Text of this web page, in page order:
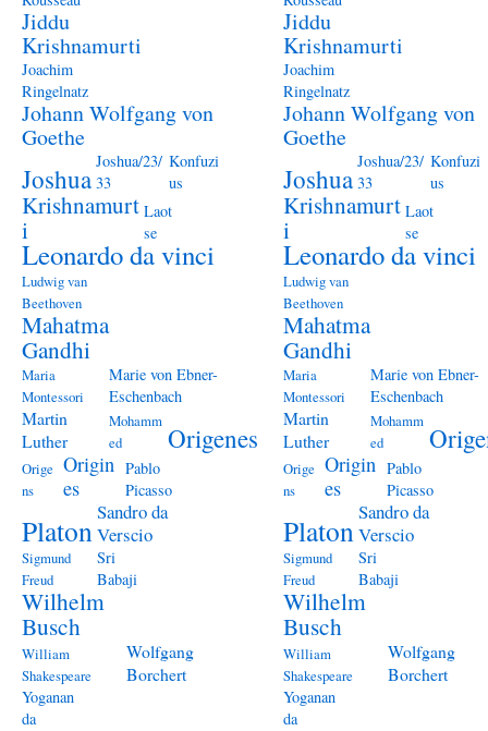
Jiddu
Krishnamurti
Joachim
Ringelnatz
Johann Wolfgang von
Goethe
Joshua
Joshua/23/
33
Konfuzi
us
Krishnamurt
i
Laot
se
Leonardo da vinci
Ludwig van
Beethoven
Mahatma
Gandhi
Maria
Montessori
Marie von Ebner-
Eschenbach
Martin
Luther
Mohamm
ed
Origenes
Orige
ns
Origin
es
Pablo
Picasso
Platon
Sandro da
Verscio
Sigmund
Freud
Sri
Babaji
Wilhelm
Busch
William
Shakespeare
Wolfgang
Borchert
Yoganan
da
Jiddu
Krishnamurti
Joachim
Ringelnatz
Johann Wolfgang von
Goethe
Joshua
Joshua/23/
33
Konfuzi
us
Krishnamurt
i
Laot
se
Leonardo da vinci
Ludwig van
Beethoven
Mahatma
Gandhi
Maria
Montessori
Marie von Ebner-
Eschenbach
Martin
Luther
Mohamm
ed
Orige
ns
Origin
es
Pablo
Picasso
Platon
Sandro da
Verscio
Sigmund
Freud
Sri
Babaji
Wilhelm
Busch
William
Shakespeare
Wolfgang
Borchert
Yoganan
da